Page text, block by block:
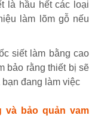
là hầu hết các loại
làm lõm gỗ nếu
siết làm bằng cao
bảo rằng thiết bị sẽ
đang làm việc
và bảo quản vam